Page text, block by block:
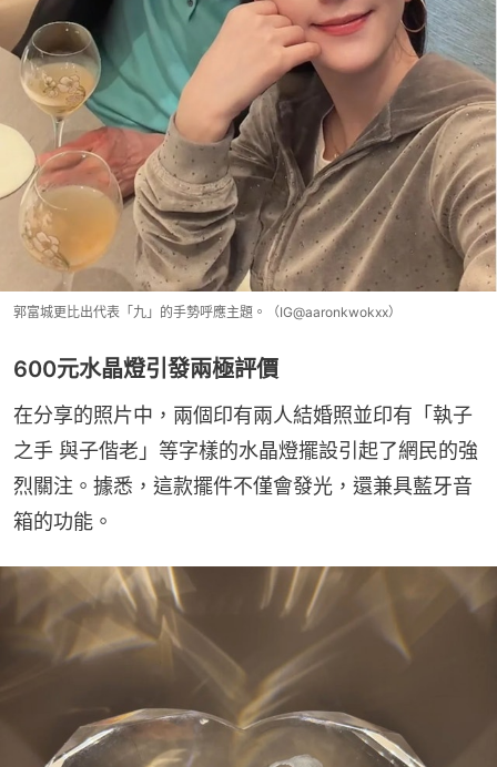
郭富城更比出代表「九」的手勢呼應主題。（IG@aaronkwokxx）
600元水晶燈引發兩極評價
在分享的照片中，兩個印有兩人結婚照並印有「執子
之手 與子偕老」等字樣的水晶燈擺設引起了網民的強
烈關注。據悉，這款擺件不僅會發光，還兼具藍牙音
箱的功能。